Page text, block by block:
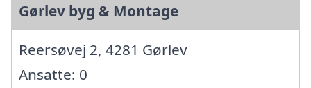
Gørlev byg & Montage
Reersøvej 2, 4281 Gørlev
Ansatte: 0